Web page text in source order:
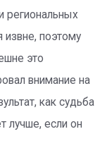
региональных
извне, поэтому
это
внимание на
как судьба
лучше, если он